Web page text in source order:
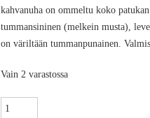
kahvanuha on ommeltu koko
tummansininen (melkein musta),
on väriltään tummanpunainen.
Vain 2 varastossa